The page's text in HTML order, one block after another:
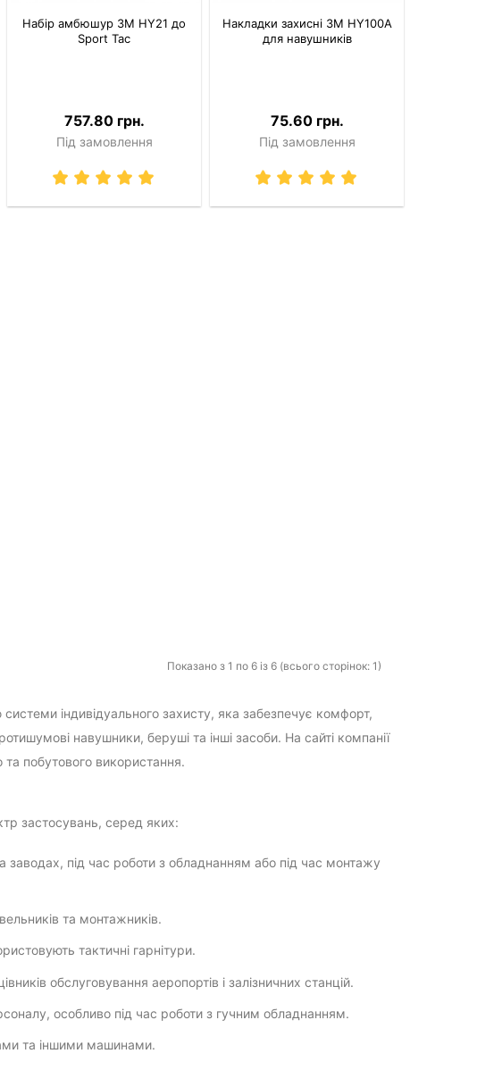
Набір амбюшур 3M HY21 до
Sport Tac
757.80 грн.
Під замовлення
Накладки захисні 3M HY100A
для навушників
75.60 грн.
Під замовлення
Показано з 1 по 6 із 6 (всього сторінок: 1)
індивідуального захисту, яка забезпечує комфорт,
навушники, беруші та інші засоби. На сайті компанії
побутового використання.
застосувань, серед яких:
заводах, під час роботи з обладнанням або під час монтажу
та монтажників.
тактичні гарнітури.
обслуговування аеропортів і залізничних станцій.
особливо під час роботи з гучним обладнанням.
та іншими машинами.